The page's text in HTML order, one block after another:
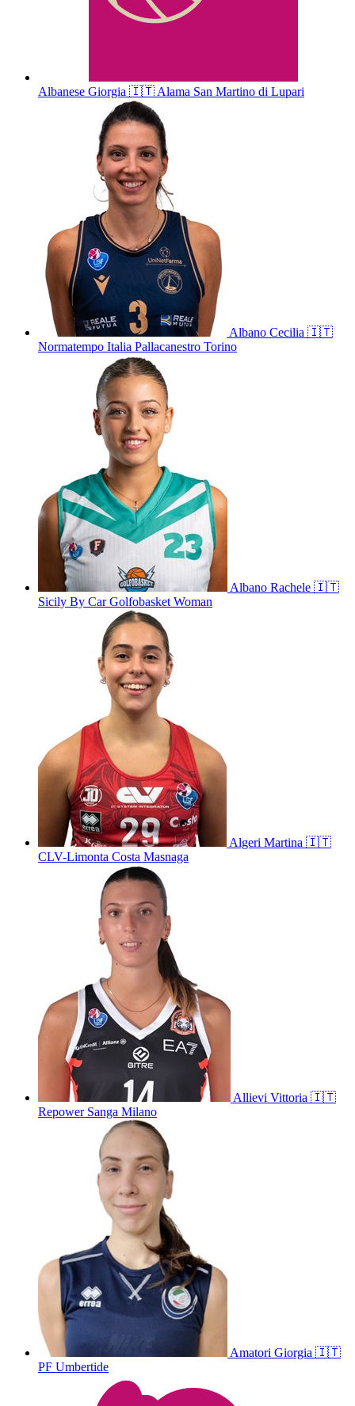
Albanese Giorgia 🇮🇹Alama San Martino di Lupari
Albano Cecilia 🇮🇹
Normatempo Italia Pallacanestro Torino
Albano Rachele 🇮🇹
Sicily By Car Golfobasket Woman
Algeri Martina 🇮🇹
CLV-Limonta Costa Masnaga
Allievi Vittoria 🇮🇹
Repower Sanga Milano
Amatori Giorgia 🇮🇹
PF Umbertide